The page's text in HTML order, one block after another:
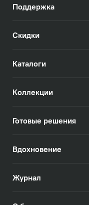
Поддержка
Скидки
Каталоги
Коллекции
Готовые решения
Вдохновение
Журнал